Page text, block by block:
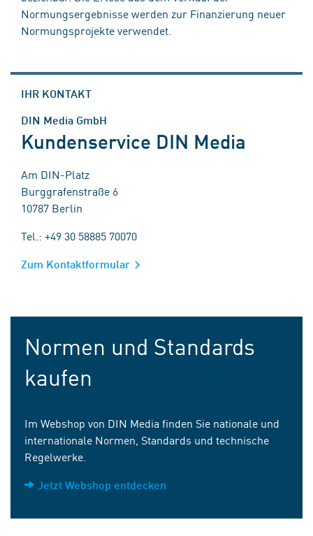
Normungsergebnisse werden zur Finanzierung neuer
Normungsprojekte verwendet.
IHR KONTAKT
DIN Media GmbH
Kundenservice DIN Media
Am DIN-Platz
Burggrafenstraße 6
10787 Berlin
Tel.: +49 30 58885 70070
Zum Kontaktformular
Normen und Standards
kaufen
Im Webshop von DIN Media finden Sie nationale und
internationale Normen, Standards und technische
Regelwerke.
Jetzt Webshop entdecken